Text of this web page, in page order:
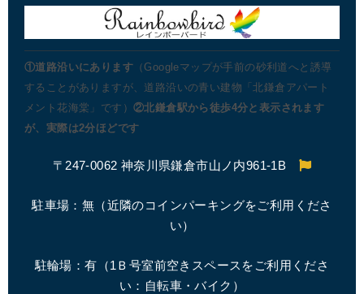
①道路沿いにあります （Googleマップが手前の砂利道へと誘導
することがありますが、道路沿いの青い建物「北鎌倉アパート
メント花海棠」です） ②北鎌倉駅から徒歩4分と表示されます
が、実際は2分ほどです
〒247-0062 神奈川県鎌倉市山ノ内961-1B
駐車場：無（近隣のコインパーキングをご利用くださ
い）
駐輪場：有（1Ｂ号室前空きスペースをご利用くださ
い：自転車・バイク）